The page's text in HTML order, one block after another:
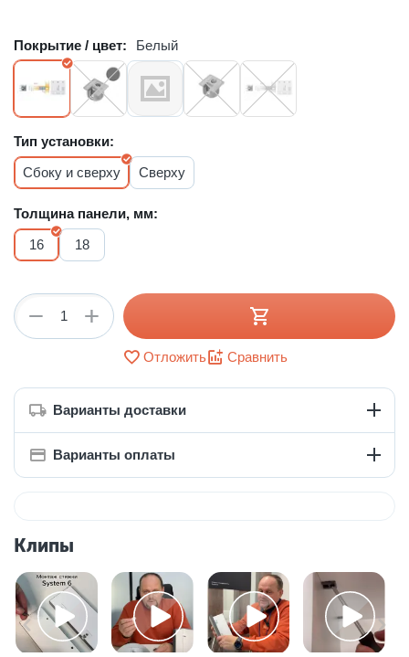
Покрытие / цвет: Белый
Тип установки:
Сбоку и сверху
Сверху
Толщина панели, мм:
16
18
+
−
Отложить Сравнить
Варианты доставки
Варианты оплаты
Клипы